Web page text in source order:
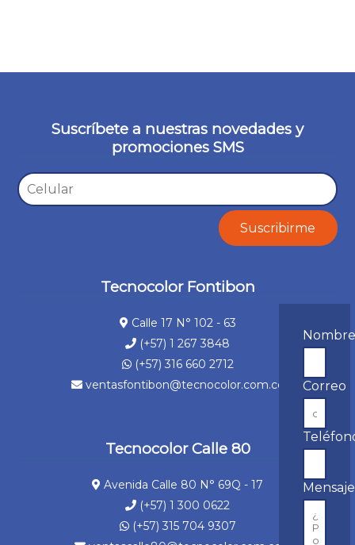
Suscríbete a nuestras novedades y
promociones SMS
Tecnocolor Fontibon
Calle 17 N° 102 - 63
(+57) 1 267 3848
(+57) 316 660 2712
ventasfontibon@tecnocolor.com.co
Tecnocolor Calle 80
Avenida Calle 80 N° 69Q - 17
(+57) 1 300 0622
(+57) 315 704 9307
Correo
Mensaje